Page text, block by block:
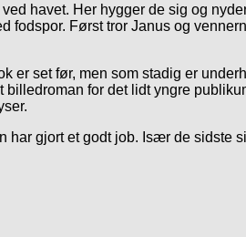
havet. Her hygger de sig og
fodspor. Først tror Janus og
set før, men som stadig er
for det lidt yngre
har gjort et godt job. Især de sidste